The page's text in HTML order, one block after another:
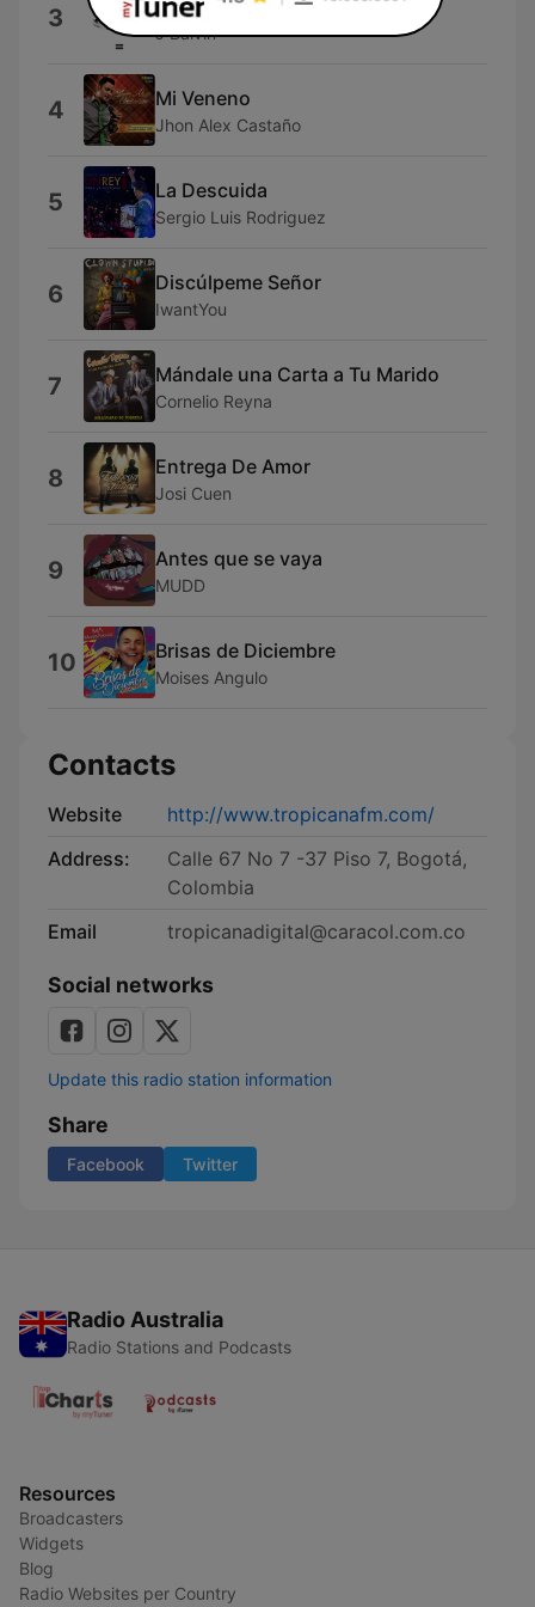
3 Origami
J Balvin
4 Mi Veneno
Jhon Alex Castaño
5 La Descuida
Sergio Luis Rodriguez
6 Discúlpeme Señor
IwantYou
7 Mándale una Carta a Tu Marido
Cornelio Reyna
8 Entrega De Amor
Josi Cuen
9 Antes que se vaya
MUDD
10 Brisas de Diciembre
Moises Angulo
Contacts
Website
http://www.tropicanafm.com/
Address:
Calle 67 No 7 -37 Piso 7, Bogotá,
Colombia
Email
tropicanadigital@caracol.com.co
Social networks
Update this radio station information
Share
Facebook Twitter
Radio Australia
Radio Stations and Podcasts
Resources
Broadcasters
Widgets
Blog
Radio Websites per Country